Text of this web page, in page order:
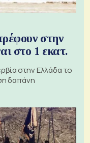
στην
στο 1 εκατ.
στην Ελλάδα το
δαπάνη